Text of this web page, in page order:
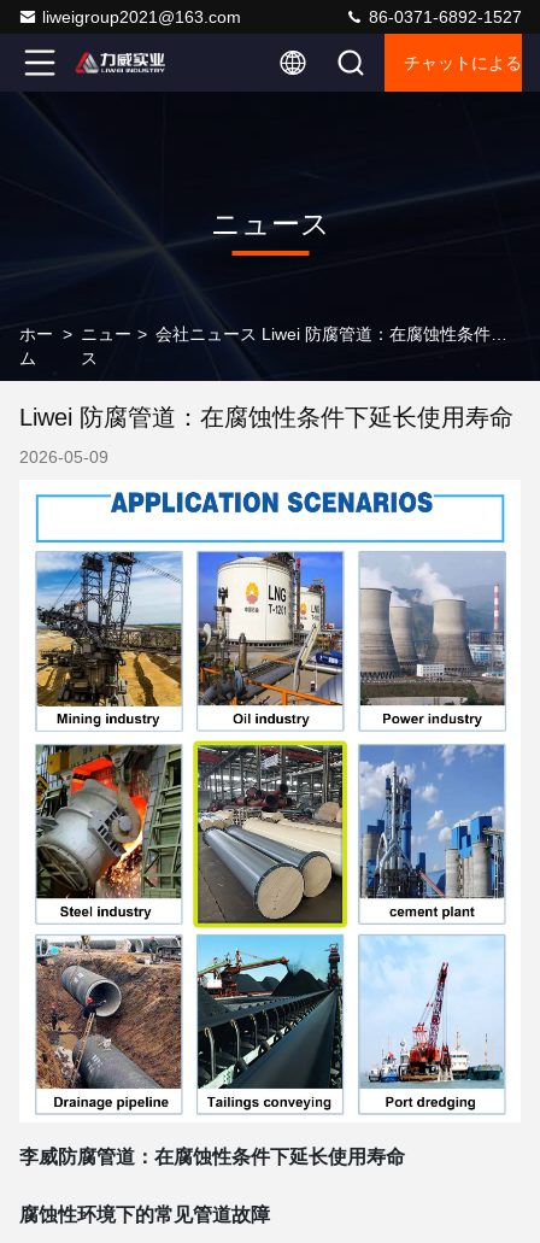
liweigroup2021@163.com 86-0371-6892-1527
チャットによる
ニュース
ホー
ム
> ニュー
ス
> 会社ニュース Liwei 防腐管道：在腐蚀性条件下延长使用寿命
Liwei 防腐管道：在腐蚀性条件下延长使用寿命
2026-05-09
李威防腐管道：在腐蚀性条件下延长使用寿命
腐蚀性环境下的常见管道故障